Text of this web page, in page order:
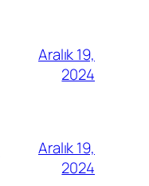
Aralık 19,
2024
Aralık 19,
2024